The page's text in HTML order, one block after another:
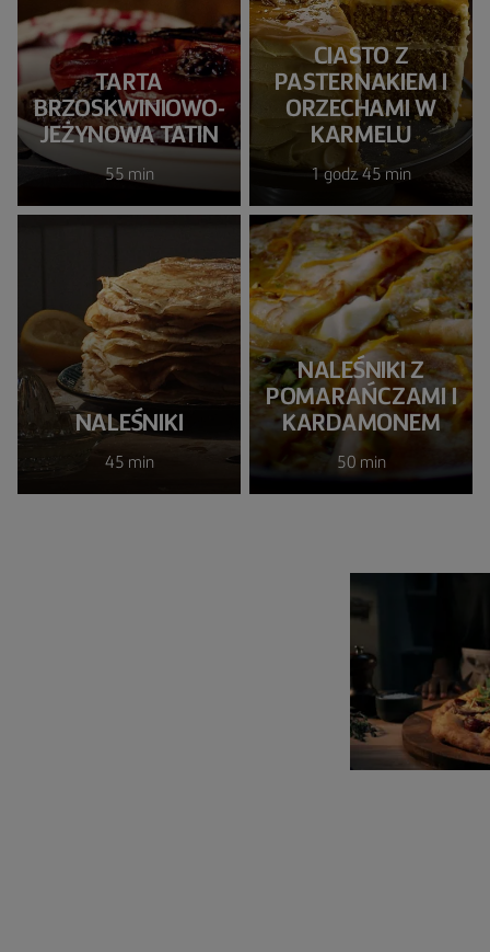
TARTA
BRZOSKWINIOWO-
JEŻYNOWA TATIN
55 min
CIASTO Z
PASTERNAKIEM I
ORZECHAMI W
KARMELU
1 godz. 45 min
NALEŚNIKI
45 min
NALEŚNIKI Z
POMARAŃCZAMI I
KARDAMONEM
50 min